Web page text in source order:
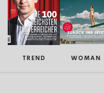
TREND WOMAN